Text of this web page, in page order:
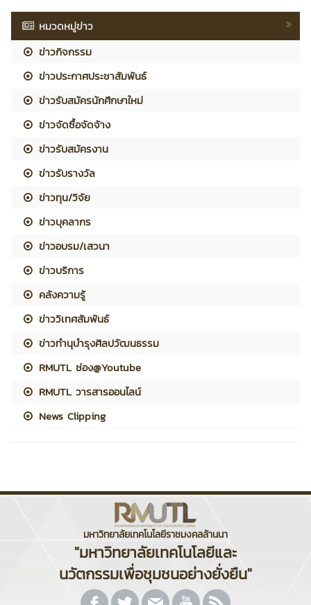
หมวดหมู่ข่าว
ข่าวกิจกรรม
ข่าวประกาศประชาสัมพันธ์
ข่าวรับสมัครนักศึกษาใหม่
ข่าวจัดซื้อจัดจ้าง
ข่าวรับสมัครงาน
ข่าวรับรางวัล
ข่าวทุน/วิจัย
ข่าวบุคลากร
ข่าวอบรม/เสวนา
ข่าวบริการ
คลังความรู้
ข่าววิเทศสัมพันธ์
ข่าวทำนุบำรุงศิลปวัฒนธรรม
RMUTL ช่อง@Youtube
RMUTL วารสารออนไลน์
News Clipping
มหาวิทยาลัยเทคโนโลยีราชมงคลล้านนา
"มหาวิทยาลัยเทคโนโลยีและ
นวัตกรรมเพื่อชุมชนอย่างยั่งยืน"